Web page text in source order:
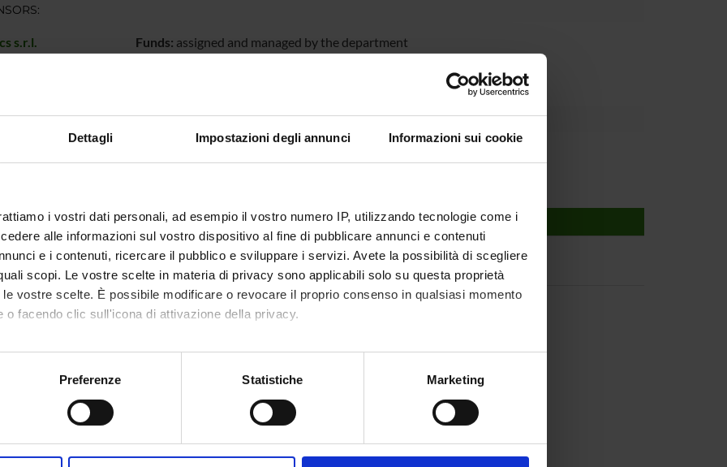
Dettagli Impostazioni degli annunci Informazioni sui cookie
i vostri dati personali, ad esempio il vostro numero IP, utilizzando tecnologie come i
alle informazioni sul vostro dispositivo al fine di pubblicare annunci e contenuti
e i contenuti, ricercare il pubblico e sviluppare i servizi. Avete la possibilità di scegliere
scopi. Le vostre scelte in materia di privacy sono applicabili solo su questa proprietà
vostre scelte. È possibile modificare o revocare il proprio consenso in qualsiasi momento
o facendo clic sull'icona di attivazione della privacy.
anche:
sulla tua posizione geografica, con un'approssimazione di qualche metro,
in qualsiasi momento dalla Dichiarazione sui cookie.
Preferenze Statistiche Marketing
s.r.l. Funds: assigned and managed by the department
PARTICIPANTS
AREAS INVOLVED IN THE PROJECT
Artificiale
intelligence